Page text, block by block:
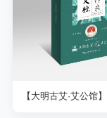
【大明古艾·艾公馆